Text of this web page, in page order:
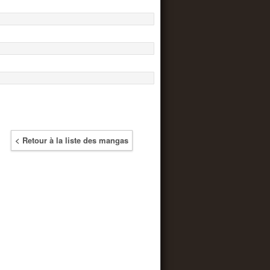
< Retour à la liste des mangas